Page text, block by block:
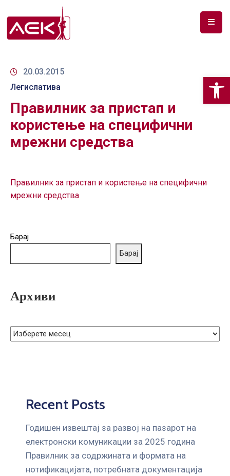
ЗА
ДОКУМЕНТИ
РФ
СПЕКТАР
АНАЛИЗА
НА
ГРИЖА
ЗА
НАБАВКИ
20.03.2015
Легислатива
Правилник за пристап и
користење на специфични
мрежни средства
Правилник за пристап и користење на специфични
мрежни средства
Барај
Барај
Архиви
Recent Posts
Годишен извештај за развој на пазарот на
електронски комуникации за 2025 година
Правилник за содржината и формата на
нотификацијата, потребната документација